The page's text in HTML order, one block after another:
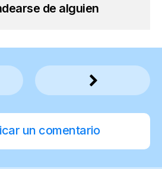
de alguien
un comentario